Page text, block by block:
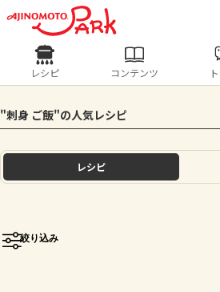
ログインするとレシピを
ログイン
ホーム
レシピ
人気の食材・レシピ
きゅうり なす トマト
レシピ コンテンツ
"刺身 ご飯"の人気レシピ
レシピ
絞り込み